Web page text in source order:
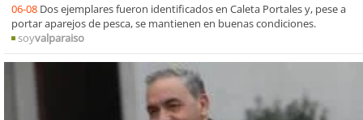
06-08 Dos ejemplares fueron identificados en Caleta Portales y, pese a
portar aparejos de pesca, se mantienen en buenas condiciones.
soyvalparaiso